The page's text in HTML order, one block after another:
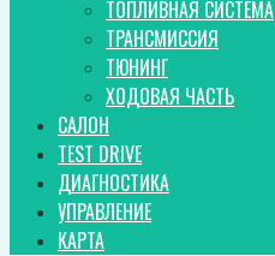
ТОПЛИВНАЯ СИСТЕМА
ТРАНСМИССИЯ
ТЮНИНГ
ХОДОВАЯ ЧАСТЬ
САЛОН
TEST DRIVE
ДИАГНОСТИКА
УПРАВЛЕНИЕ
КАРТА